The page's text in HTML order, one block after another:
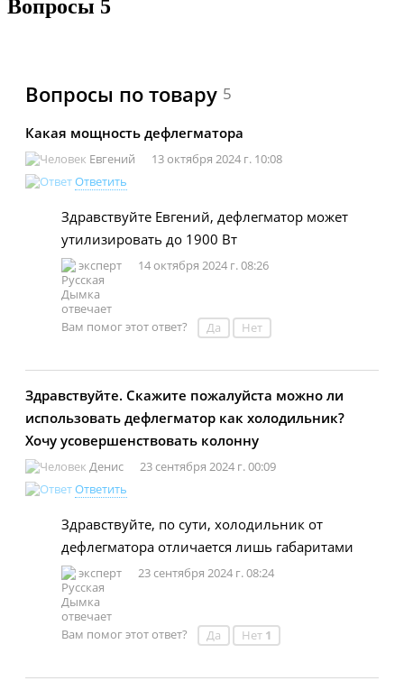
Вопросы 5
Вопросы по товару 5
Какая мощность дефлегматора
Евгений
13 октября 2024 г. 10:08
Ответить
Здравствуйте Евгений, дефлегматор может
утилизировать до 1900 Вт
эксперт 14 октября 2024 г. 08:26
Вам помог этот ответ? Да Нет
Здравствуйте. Скажите пожалуйста можно ли
использовать дефлегматор как холодильник?
Хочу усовершенствовать колонну
Денис
23 сентября 2024 г. 00:09
Ответить
Здравствуйте, по сути, холодильник от
дефлегматора отличается лишь габаритами
эксперт 23 сентября 2024 г. 08:24
Вам помог этот ответ? Да Нет 1